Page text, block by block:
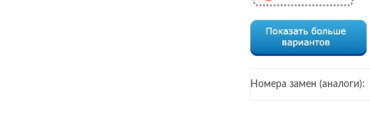
Номера замен (аналоги):